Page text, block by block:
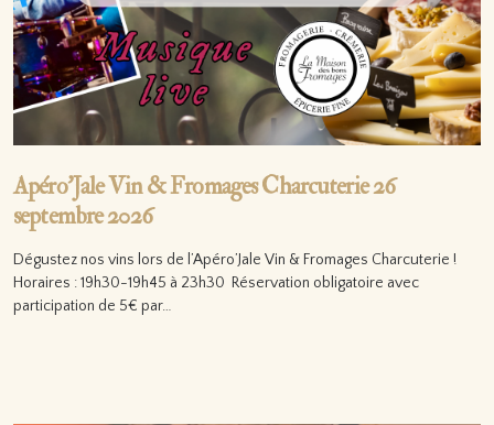
Apéro’Jale Vin & Fromages Charcuterie 26
septembre 2026
Dégustez nos vins lors de l’Apéro’Jale Vin & Fromages Charcuterie !
Horaires : 19h30-19h45 à 23h30 Réservation obligatoire avec
participation de 5€ par…